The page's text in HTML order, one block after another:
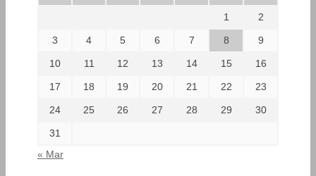
1 2
3 4 5 6 7 8 9
10 11 12 13 14 15 16
17 18 19 20 21 22 23
24 25 26 27 28 29 30
31
« Mar